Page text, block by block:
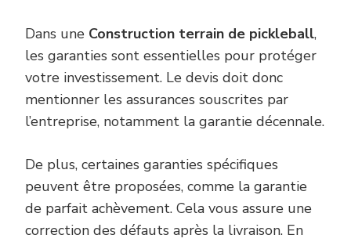
Dans une Construction terrain de pickleball,
les garanties sont essentielles pour protéger
votre investissement. Le devis doit donc
mentionner les assurances souscrites par
l’entreprise, notamment la garantie décennale.
De plus, certaines garanties spécifiques
peuvent être proposées, comme la garantie
de parfait achèvement. Cela vous assure une
correction des défauts après la livraison. En